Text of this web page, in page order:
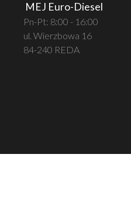
MEJ Euro-Diesel
Pn-Pt: 8:00 - 16:00
ul. Wierzbowa 16
84-240 REDA